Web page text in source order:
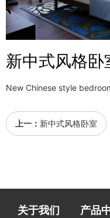
新中式风格卧
New Chinese style
上一： 新中式风格卧室
关于我们 产品